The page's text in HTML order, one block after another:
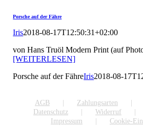
Porsche auf der Fähre
Iris2018-08-17T12:50:31+02:00
von Hans Truöl Modern Print (auf
[WEITERLESEN]
Porsche auf der FähreIris2018-08-
AGB Zahlungsarten
Datenschutz
Widerruf
Impressum
Cookie-